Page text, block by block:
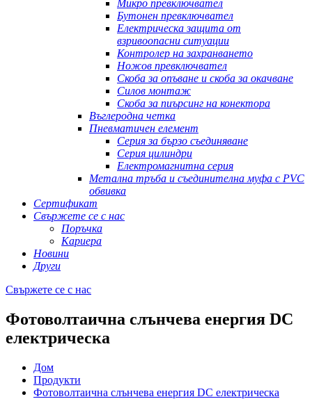
Микро превключвател
Бутонен превключвател
Електрическа защита от
взривоопасни ситуации
Контролер на захранването
Ножов превключвател
Скоба за опъване и скоба за окачване
Силов монтаж
Скоба за пиърсинг на конектора
Въглеродна четка
Пневматичен елемент
Серия за бързо съединяване
Серия цилиндри
Електромагнитна серия
Метална тръба и съединителна муфа с PVC
обвивка
Сертификат
Свържете се с нас
Поръчка
Кариера
Новини
Други
Свържете се с нас
Фотоволтаична слънчева енергия DC
електрическа
Дом
Продукти
Фотоволтаична слънчева енергия DC електрическа